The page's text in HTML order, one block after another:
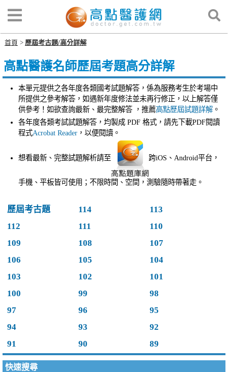
首頁 歷屆考古題/高分詳解
高點醫護名師歷屆考題高分詳解
本單元提供之各年度各類國考試題解答，係為服務考生於考場中
所提供之參考解答，如遇新年度修法並未再行修正，以上解答僅
供參考！如欲查詢最新、最完整解答 ，推薦高點歷屆試題詳解。
各年度各類考試試題解答，均製成 PDF 格式，請先下載PDF閱讀
程式Acrobat Reader，以便閱讀。
想看最新、完整試題解析請至 跨iOS、Android平台，
手機、平板皆可使用；不限時間、空間，測驗隨時帶著走。
歷屆考古題 114
113
112
111
110
109
108
107
106
105
104
103
102
101
100
99
98
97
96
95
94
93
92
91
90 89
快速搜尋